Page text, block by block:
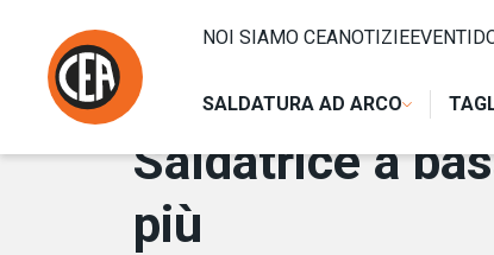
SALDATURA AD ARCO
NOI SIAMO CEANOTIZIEEVENTI
7 MAGGIO 2019
Saldatrice a
più